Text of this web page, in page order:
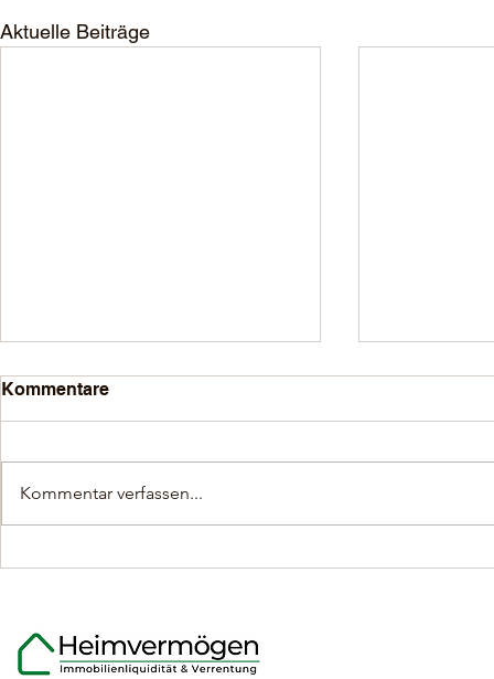
Aktuelle Beiträge
wissen sollten.
Kommentare
Kommentar verfassen...